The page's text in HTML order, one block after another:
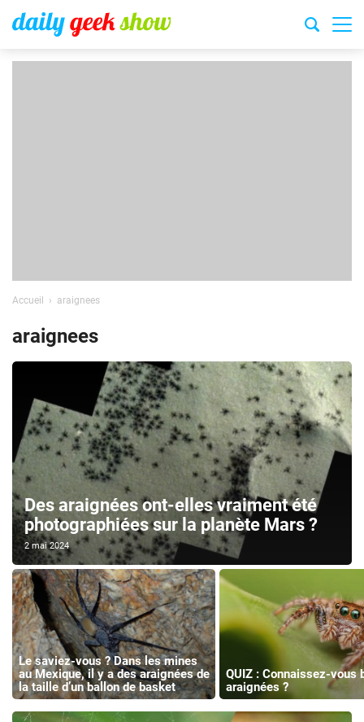
Accueil araignees
araignees
Des araignées ont-elles vraiment été
photographiées sur la planète Mars ?
2 mai 2024
Le saviez-vous ? Dans les mines
au Mexique, il y a des araignées de
la taille d’un ballon de basket
QUIZ : Connaissez-vous
araignées ?